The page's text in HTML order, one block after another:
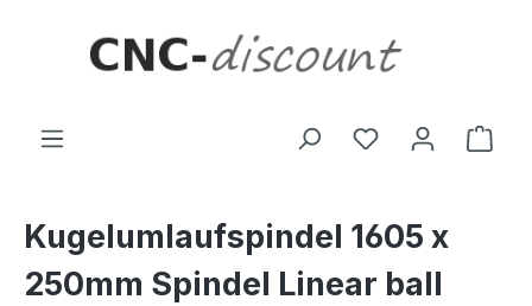
Kugelumlaufspindel 1605 x
250mm Spindel Linear ball